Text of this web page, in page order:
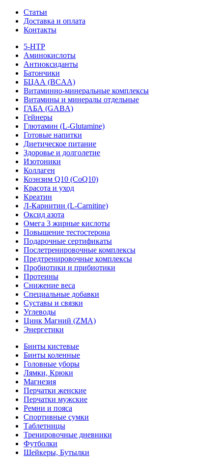
Статьи
Доставка и оплата
Контакты
5-HTP
Аминокислоты
Антиоксиданты
Батончики
БЦАА (BCAA)
Витаминно-минеральные комплексы
Витамины и минералы отдельные
ГАБА (GABA)
Гейнеры
Глютамин (L-Glutamine)
Готовые напитки
Диетическое питание
Здоровье и долголетие
Изотоники
Коллаген
Коэнзим Q10 (CoQ10)
Красота и уход
Креатин
Л-Карнитин (L-Сarnitine)
Оксид азота
Омега 3 жирные кислоты
Повышение тестостерона
Подарочные сертификаты
Послетренировочные комплексы
Предтренировочные комплексы
Пробиотики и прибиотики
Протеины
Снижение веса
Специальные добавки
Суставы и связки
Углеводы
Цинк Магний (ZMA)
Энергетики
Бинты кистевые
Бинты коленные
Головные уборы
Лямки, Крюки
Магнезия
Перчатки женские
Перчатки мужские
Ремни и пояса
Спортивные сумки
Таблетницы
Тренировочные дневники
Футболки
Шейкеры, Бутылки